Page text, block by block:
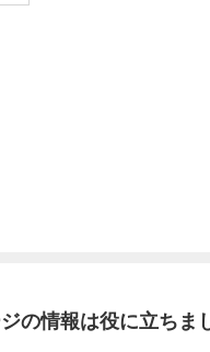
の情報は役に立ちま